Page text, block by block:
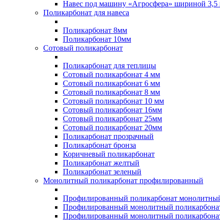
Навес под машину «Агросфера» шириной 3,5
Поликарбонат для навеса
Поликарбонат 8мм
Поликарбонат 10мм
Сотовый поликарбонат
Поликарбонат для теплицы
Сотовый поликарбонат 4 мм
Сотовый поликарбонат 6 мм
Сотовый поликарбонат 8 мм
Сотовый поликарбонат 10 мм
Сотовый поликарбонат 16мм
Сотовый поликарбонат 25мм
Сотовый поликарбонат 20мм
Поликарбонат прозрачный
Поликарбонат бронза
Коричневый поликарбонат
Поликарбонат желтый
Поликарбонат зеленый
Монолитный поликарбонат профилированный
Профилированный поликарбонат
Профилированный монолитный
Профилированный монолитный